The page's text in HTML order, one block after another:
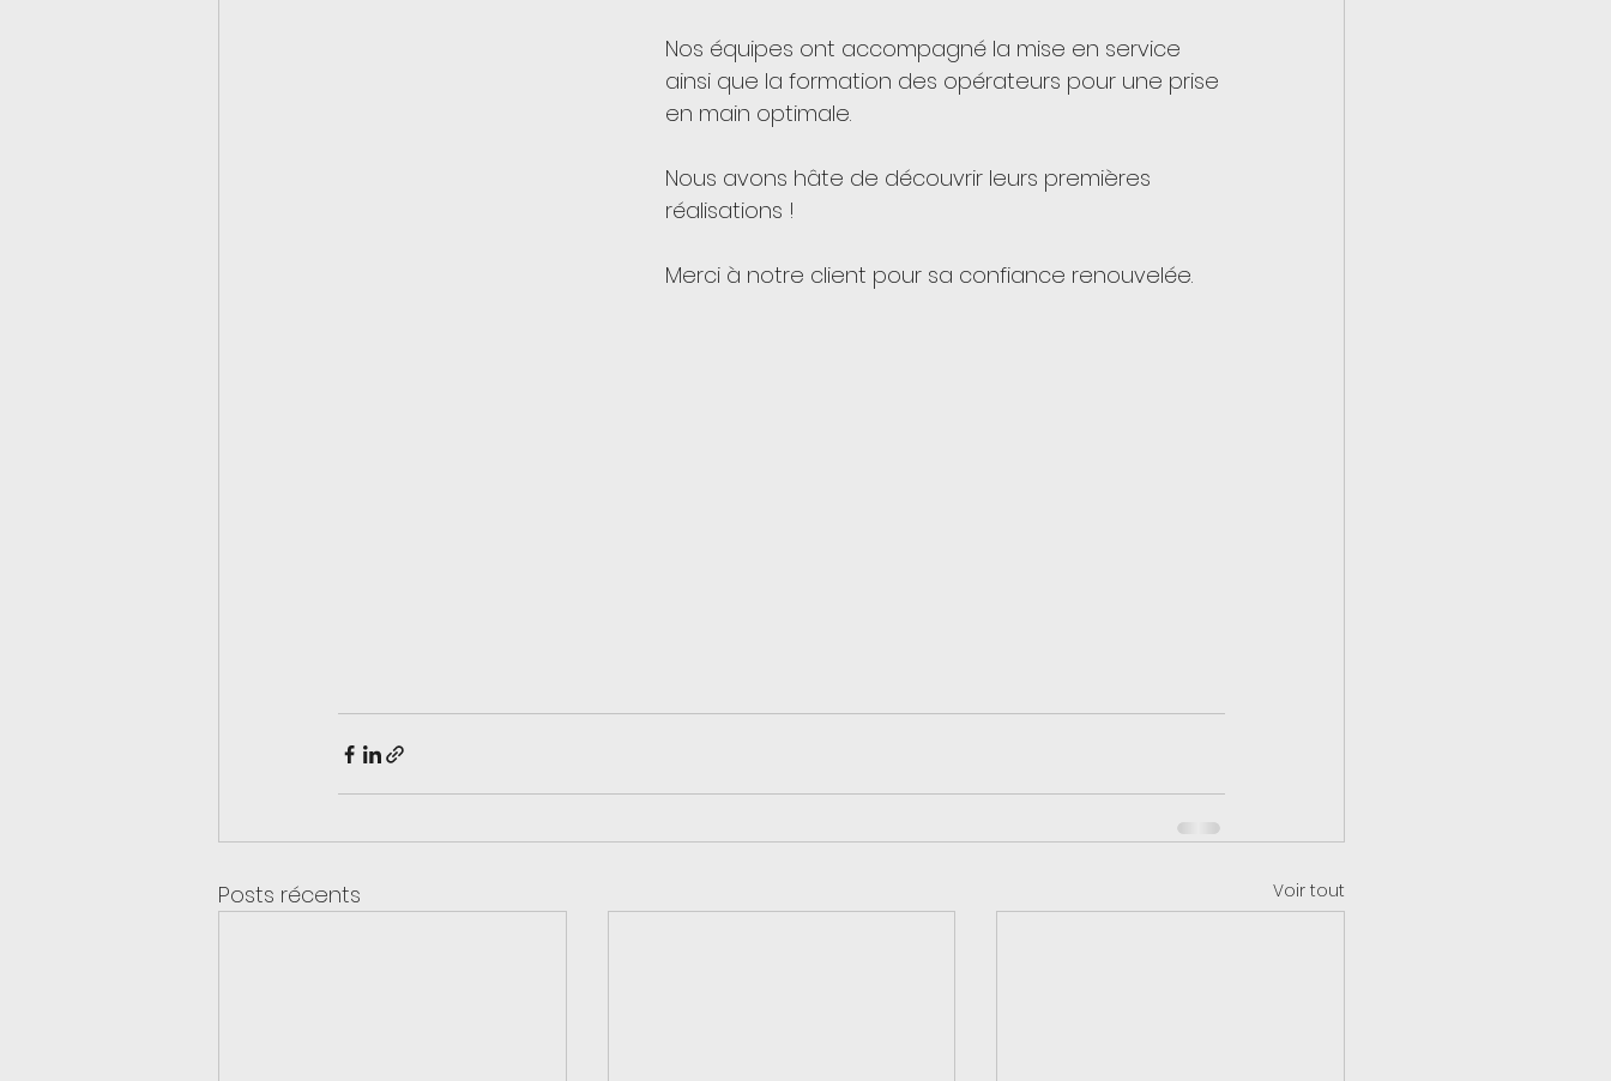
Nos équipes ont accompagné la mise en service
ainsi que la formation des opérateurs pour une prise
en main optimale.
Nous avons hâte de découvrir leurs premières
réalisations !
Merci à notre client pour sa confiance renouvelée.
Posts récents Voir tout